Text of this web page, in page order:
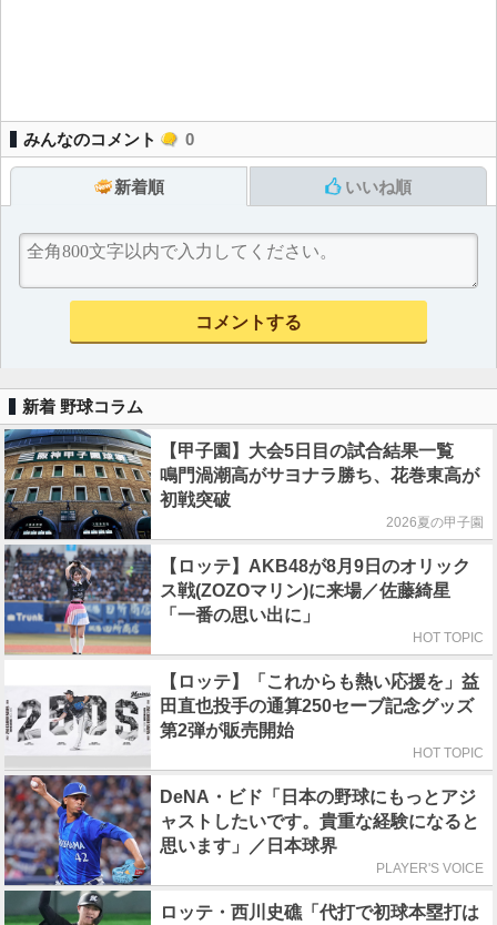
みんなのコメント 0
新着順 いいね順
新着 野球コラム
【甲子園】大会5日目の試合結果一覧
鳴門渦潮高がサヨナラ勝ち、花巻東高が
初戦突破
2026夏の甲子園
【ロッテ】AKB48が8月9日のオリック
ス戦(ZOZOマリン)に来場／佐藤綺星
「一番の思い出に」
HOT TOPIC
【ロッテ】「これからも熱い応援を」益
田直也投手の通算250セーブ記念グッズ
第2弾が販売開始
HOT TOPIC
DeNA・ビド「日本の野球にもっとアジ
ャストしたいです。貴重な経験になると
思います」／日本球界
PLAYER'S VOICE
ロッテ・西川史礁「代打で初球本塁打は